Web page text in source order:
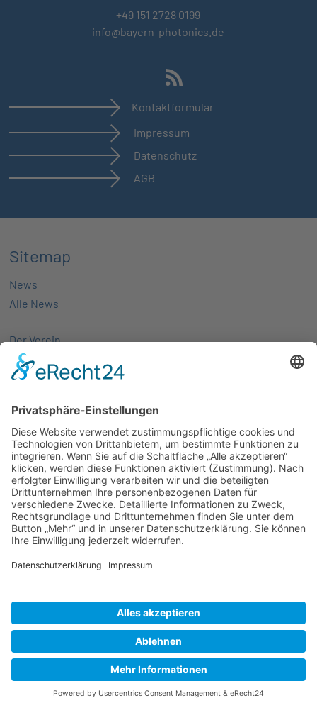
+49 151 2728 0199
info@bayern-photonics.de
Kontaktformular
Impressum
Datenschutz
AGB
Sitemap
News
Alle News
Der Verein
Über uns
Aktivitäten
Mitgliedschaft
Partnernetze
Veranstaltungen
Alle Veranstaltungen
Jobs
Alle Jobs
AGB
Impressum